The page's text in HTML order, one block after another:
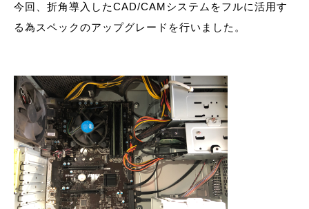
今回、折角導入したCAD/CAMシステムをフルに活用す
る為スペックのアップグレードを行いました。